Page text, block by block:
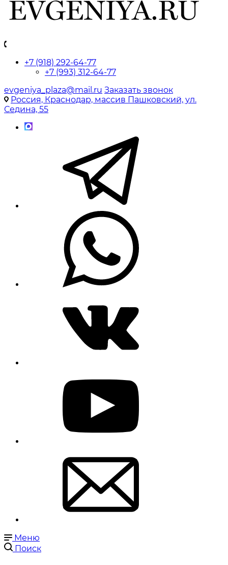
+7 (918) 292-64-77
+7 (993) 312-64-77
evgeniya_plaza@mail.ru Заказать звонок
Россия, Краснодар, массив Пашковский, ул.
Седина, 55
Меню
Поиск